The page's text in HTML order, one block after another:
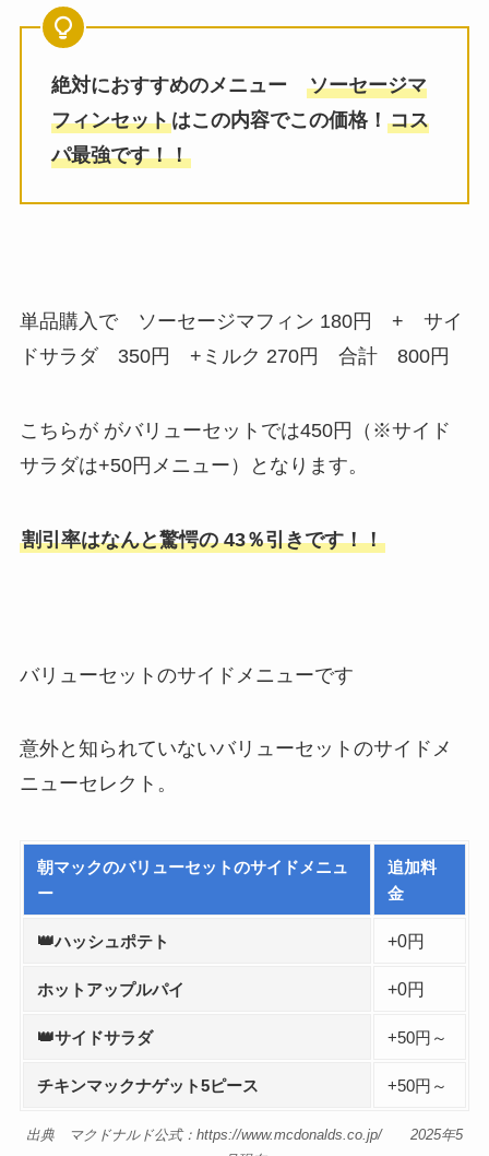
絶対におすすめのメニュー
ソーセージマ
フィンセットはこの内容でこの価格！ コス
パ最強です！！
単品購入で ソーセージマフィン 180円 + サイ
ドサラダ 350円 +ミルク 270円 合計 800円
こちらが がバリューセットでは450円（※サイド
サラダは+50円メニュー）となります。
割引率はなんと驚愕の 43％引きです！！
バリューセットのサイドメニューです
意外と知られていないバリューセットのサイドメ
ニューセレクト。
朝マックのバリューセットのサイ ドメニュ
ー
追加料
金
👑ハッシュポテト +0円
ホットアップルパイ +0円
👑サイドサラダ +50円～
チキンマックナゲット5ピース +50円～
出典 マクドナルド公式：https://www.mcdonalds.co.jp/ 2025年5